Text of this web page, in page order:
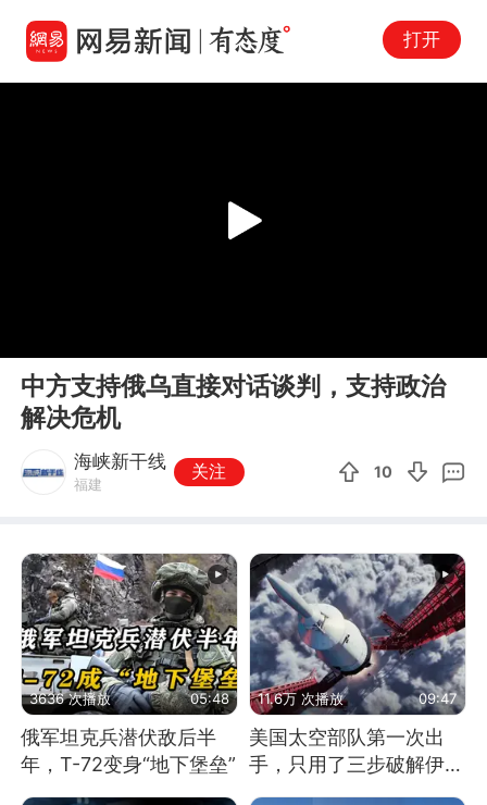
打开
Play
中方支持俄乌直接对话谈判，支持政治
解决危机
海峡新干线
福建
关注 10
3636 次播放 05:48
俄军坦克兵潜伏敌后半
年，T-72变身“地下堡垒”
11.6万 次播放 09:47
美国太空部队第一次出
手，只用了三步破解伊朗
防空